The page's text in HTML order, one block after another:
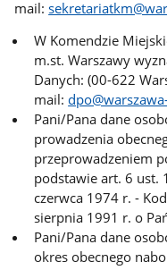
mail:
W Komendzie
m.st. Warszawy
Danych: (00-622
mail:
Pani/Pana dane
prowadzenia
przeprowadzeniem
podstawie art. 6 ust.
czerwca 1974 r. -
sierpnia 1991 r. o
Pani/Pana dane
okres obecnego